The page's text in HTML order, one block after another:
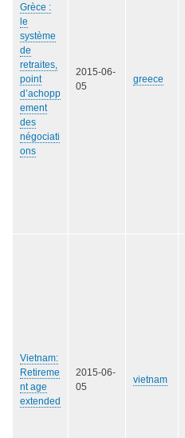
Grèce :
le
système
de
retraites,
point
d’achopp
ement
des
négociati
ons
2015-06-
05
greece
Vietnam:
Retireme
nt age
extended
2015-06-
05
vietnam